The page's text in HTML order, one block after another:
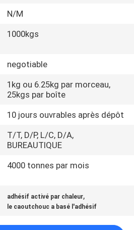
N/M
1000kgs
negotiable
1kg ou 6.25kg par morceau,
25kgs par boîte
10 jours ouvrables après dépôt
T/T, D/P, L/C, D/A,
BUREAUTIQUE
4000 tonnes par mois
adhésif activé par chaleur,
le caoutchouc a basé l'adhésif